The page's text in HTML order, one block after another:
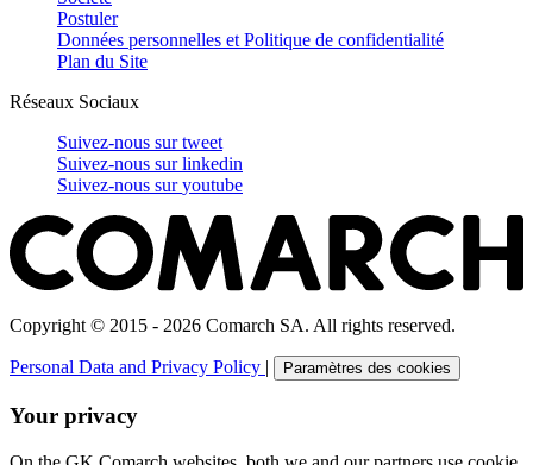
Postuler
Données personnelles et Politique de confidentialité
Plan du Site
Réseaux Sociaux
Suivez-nous surtweet
Suivez-nous surlinkedin
Suivez-nous suryoutube
Copyright © 2015 - 2026 Comarch SA. All rights reserved.
Personal Data and Privacy Policy | Paramètres des cookies
Your privacy